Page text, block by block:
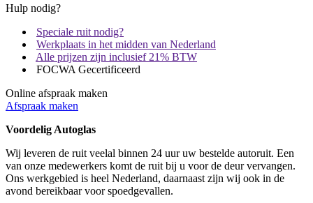
Hulp nodig?
Speciale ruit nodig?
Werkplaats in het midden van Nederland
Alle prijzen zijn inclusief 21% BTW
FOCWA Gecertificeerd
Online afspraak maken
Afspraak maken
Voordelig Autoglas
Wij leveren de ruit veelal binnen 24 uur uw bestelde autoruit. Een
van onze medewerkers komt de ruit bij u voor de deur vervangen.
Ons werkgebied is heel Nederland, daarnaast zijn wij ook in de
avond bereikbaar voor spoedgevallen.